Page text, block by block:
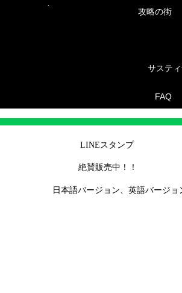
攻略の街
サステ
FAQ
LINEスタンプ
​絶賛販売中！！
日本語バージョン、英語バージョ